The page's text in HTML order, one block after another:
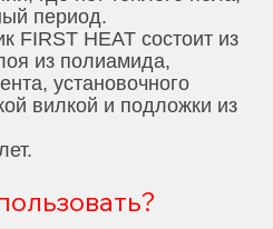
период.
FIRST HEAT состоит из
из полиамида,
установочного
вилкой и подложки из